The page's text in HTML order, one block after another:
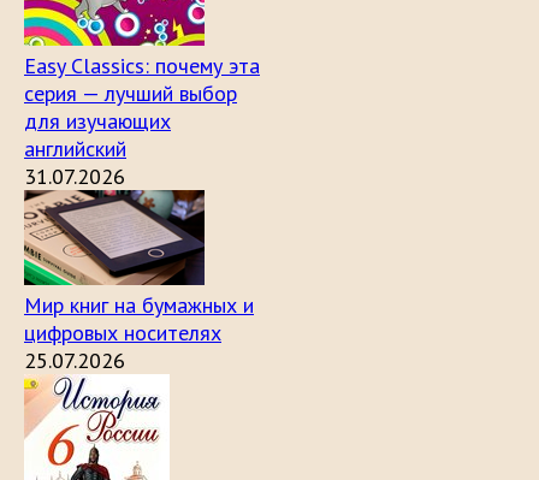
Easy Classics: почему эта
серия — лучший выбор
для изучающих
английский
31.07.2026
Мир книг на бумажных и
цифровых носителях
25.07.2026